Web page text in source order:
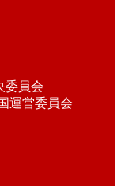
委員会
運営委員会